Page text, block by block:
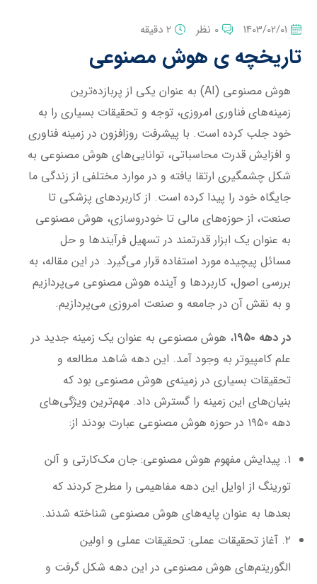
1403/02/01 0 نظر 2 دقیقه
تاریخچه ی هوش مصنوعی
هوش مصنوعی (AI) به عنوان یکی از پربازده‌ترین
زمینه‌های فناوری امروزی، توجه و تحقیقات بسیاری را به
خود جلب کرده است. با پیشرفت روزافزون در زمینه فناوری
و افزایش قدرت محاسباتی، توانایی‌های هوش مصنوعی به
شکل چشمگیری ارتقا یافته و در موارد مختلفی از زندگی ما
جایگاه خود را پیدا کرده است. از کاربردهای پزشکی تا
صنعت، از حوزه‌های مالی تا خودروسازی، هوش مصنوعی
به عنوان یک ابزار قدرتمند در تسهیل فرآیندها و حل
مسائل پیچیده مورد استفاده قرار می‌گیرد. در این مقاله، به
بررسی اصول، کاربردها و آینده هوش مصنوعی می‌پردازیم
و به نقش آن در جامعه و صنعت امروزی می‌پردازیم.
در دهه ۱۹۵۰
، هوش مصنوعی به عنوان یک زمینه جدید در
علم کامپیوتر به وجود آمد. این دهه شاهد مطالعه و
تحقیقات بسیاری در زمینه‌ی هوش مصنوعی بود که
بنیان‌های این زمینه را گسترش داد. مهم‌ترین ویژگی‌های
دهه ۱۹۵۰ در حوزه هوش مصنوعی عبارت بودند از:
۱. پیدایش مفهوم هوش مصنوعی: جان مک‌کارتی و آلن
تورینگ از اوایل این دهه مفاهیمی را مطرح کردند که
بعدها به عنوان پایه‌های هوش مصنوعی شناخته شدند.
۲. آغاز تحقیقات عملی: تحقیقات عملی و اولین
الگوریتم‌های هوش مصنوعی در این دهه شکل گرفت و